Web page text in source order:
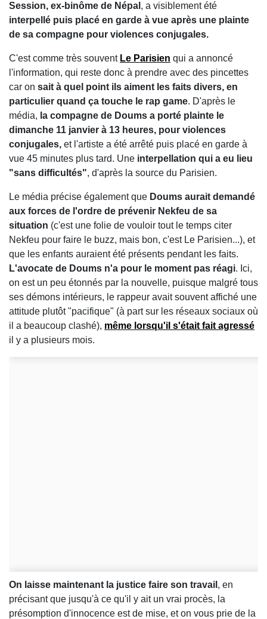
Session, ex-binôme de Népal , a visiblement été
interpellé puis placé en garde à vue après une plainte
de sa compagne pour violences conjugales.
C'est comme très souvent Le Parisien qui a annoncé
l'information, qui reste donc à prendre avec des pincettes
car on sait à quel point ils aiment les faits divers, en
particulier quand ça touche le rap game. D'après le
média, la compagne de Doums a porté plainte le
dimanche 11 janvier à 13 heures, pour violences
conjugales, et l'artiste a été arrêté puis placé en garde à
vue 45 minutes plus tard. Une interpellation qui a eu lieu
"sans difficultés", d'après la source du Parisien.
Le média précise également que Doums aurait demandé
aux forces de l'ordre de prévenir Nekfeu de sa
situation (c'est une folie de vouloir tout le temps citer
Nekfeu pour faire le buzz, mais bon, c'est Le Parisien...), et
que les enfants auraient été présents pendant les faits.
L'avocate de Doums n'a pour le moment pas réagi. Ici,
on est un peu étonnés par la nouvelle, puisque malgré tous
ses démons intérieurs, le rappeur avait souvent affiché une
attitude plutôt "pacifique" (à part sur les réseaux sociaux où
il a beaucoup clashé), même lorsqu'il s'était fait agressé
il y a plusieurs mois.
On laisse maintenant la justice faire son travail , en
précisant que jusqu'à ce qu'il y ait un vrai procès, la
présomption d'innocence est de mise, et on vous prie de la